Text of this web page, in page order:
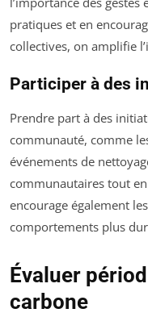
pratiques et en
collectives, on amplifie
Participer à des
Prendre part à des
communauté, comme
événements de
communautaires tout
encourage également
comportements plus
Évaluer
carbone